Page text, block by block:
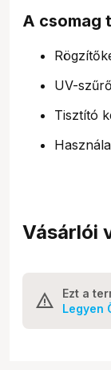
A csomag
UV-szűrő
Tisztító
Vásárlói
Ezt a
Legyen